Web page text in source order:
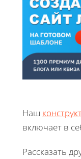
Наш
включает в
Рассказать